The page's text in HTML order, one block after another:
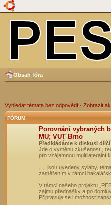
Obsah fóra
Vyhledat témata bez odpovědí • Zobrazit
FÓRUM
Porovnání vybraných
MU; VUT Brno
Předkládáme k diskusi
Jde o výměnu zkušeností,
pro vzájemnou multilaterální
…..jsou uvedeny sylaby,
zaměřením v rámci
V rámci našeho projektu
zájmu přednášky a po
Připravuje se i možnost